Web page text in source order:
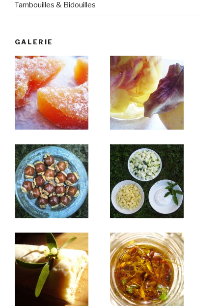
Tambouilles & Bidouilles
GALERIE